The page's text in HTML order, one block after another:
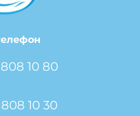
10 80
10 30